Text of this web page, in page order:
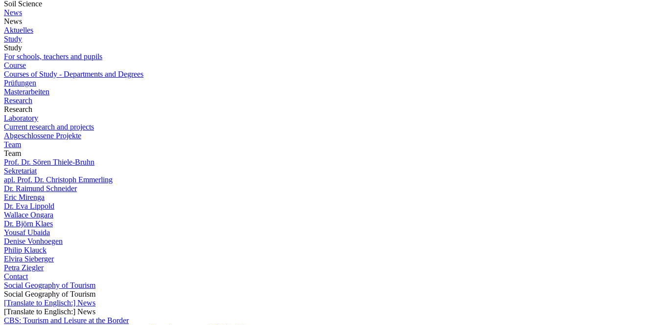
Soil Science
News
News
Aktuelles
Study
Study
For schools, teachers and pupils
Course
Courses of Study - Departments and Degrees
Prüfungen
Masterarbeiten
Research
Research
Laboratory
Current research and projects
Abgeschlossene Projekte
Team
Team
Prof. Dr. Sören Thiele-Bruhn
Sekretariat
apl. Prof. Dr. Christoph Emmerling
Dr. Raimund Schneider
Eric Mirenga
Dr. Eva Lippold
Wallace Ongara
Dr. Björn Klaes
Yousaf Ubaida
Denise Vonhoegen
Philip Klauck
Elvira Sieberger
Petra Ziegler
Contact
Social Geography of Tourism
Social Geography of Tourism
[Translate to Englisch:] News
[Translate to Englisch:] News
CBS: Tourism and Leisure at the Border